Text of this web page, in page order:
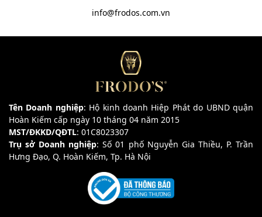
info@frodos.com.vn
Tên Doanh nghiệp: Hộ kinh doanh Hiệp Phát do UBND quận
Hoàn Kiếm cấp ngày 10 tháng 04 năm 2015
MST/ĐKKD/QĐTL: 01C8023307
Trụ sở Doanh nghiệp: Số 01 phố Nguyễn Gia Thiều, P. Trần
Hưng Đạo, Q. Hoàn Kiếm, Tp. Hà Nội